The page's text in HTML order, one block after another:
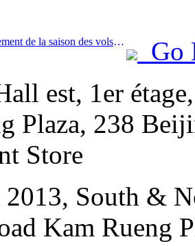
Prev:Avec le lancement de la saison des vols été-automne, les trois aéroports de l'île de Hainan ont ajouté 41 nouvelles destinations.
Go
est, 1er
Plaza, 238
Store
2013, South &
Kam Rueng